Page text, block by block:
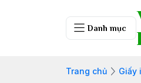
Danh mục
Trang chủ Giấy